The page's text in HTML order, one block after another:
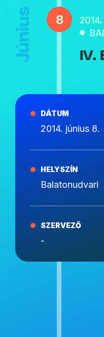
Június 8
IV.
DÁTUM
2014. június 8.
HELYSZÍN
Balatonudvari
SZERVEZŐ
-